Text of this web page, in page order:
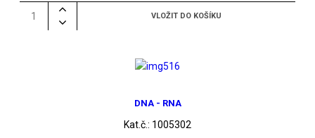
DNA - RNA
Kat.č.: 1005302